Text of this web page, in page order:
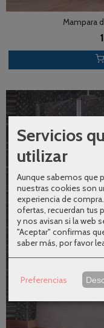
Mampara
Servicios
utilizar
Aunque sabemos que
nuestras cookies son
experiencia de
ofertas, recuerdan tus
y nos avisan si la web
"Aceptar" confirmas
saber más, por favor
Preferencias